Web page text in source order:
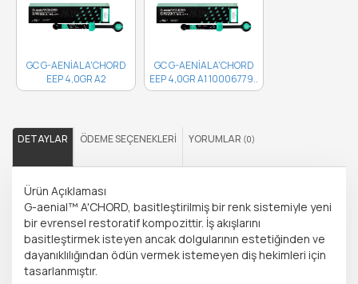
GC G-AENİAL A'CHORD
EEP 4,0GR A2
10006780..
GC G-AENİAL A'CHORD
EEP 4,0GR A1 10006779..
DETAYLAR ÖDEME SEÇENEKLERI YORUMLAR (0)
Ürün Açıklaması
G-aenial™ A'CHORD, basitleştirilmiş bir renk sistemiyle yeni
bir evrensel restoratif kompozittir. İş akışlarını
basitleştirmek isteyen ancak dolgularının estetiğinden ve
dayanıklılığından ödün vermek istemeyen diş hekimleri için
tasarlanmıştır.